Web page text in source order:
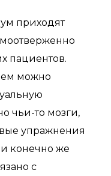
приходят
пациентов.
можно
чьи-то мозги,
упражнения
конечно же
с